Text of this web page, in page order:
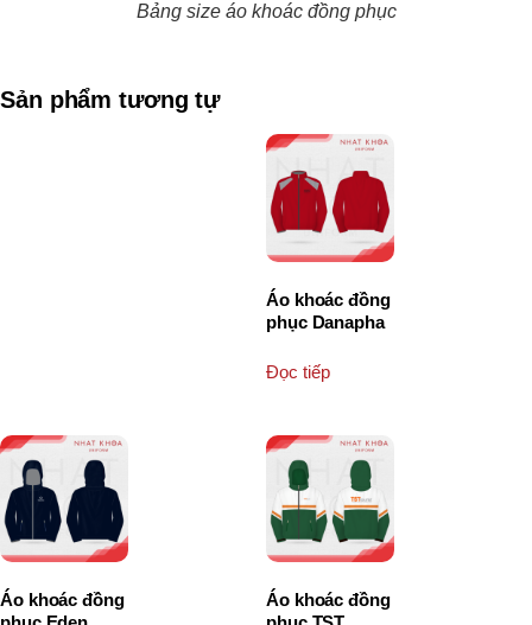
Bảng size áo khoác đồng phục
Sản phẩm tương tự
Áo khoác đồng
phục Danapha
Đọc tiếp
Áo khoác đồng
Áo khoác đồng